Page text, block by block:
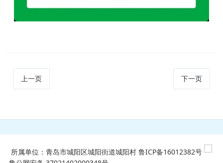
上一页 下一页
所属单位：青岛市城阳区城阳街道城阳村 鲁ICP备16012382号